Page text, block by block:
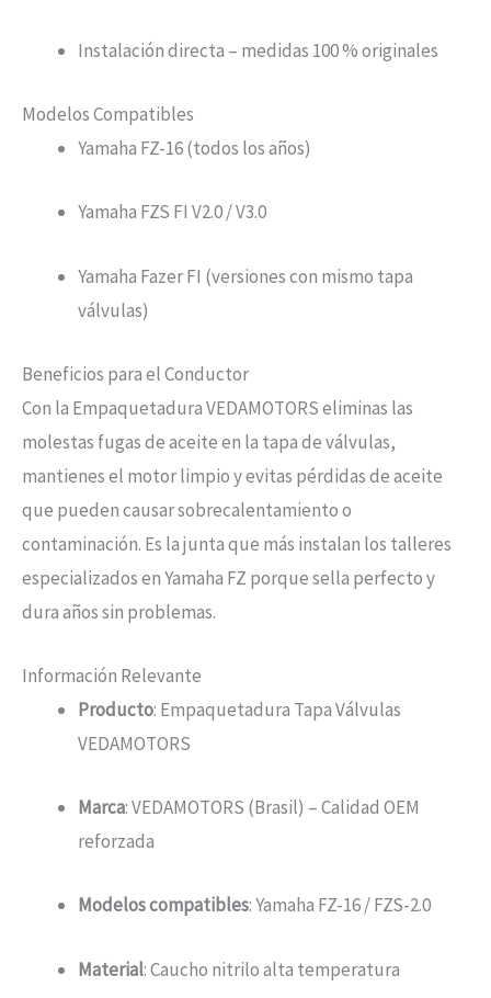
Instalación directa – medidas 100 % originales
Modelos Compatibles
Yamaha FZ-16 (todos los años)
Yamaha FZS FI V2.0 / V3.0
Yamaha Fazer FI (versiones con mismo tapa
válvulas)
Beneficios para el Conductor
Con la Empaquetadura VEDAMOTORS eliminas las
molestas fugas de aceite en la tapa de válvulas,
mantienes el motor limpio y evitas pérdidas de aceite
que pueden causar sobrecalentamiento o
contaminación. Es la junta que más instalan los talleres
especializados en Yamaha FZ porque sella perfecto y
dura años sin problemas.
Información Relevante
Producto: Empaquetadura Tapa Válvulas
VEDAMOTORS
Marca: VEDAMOTORS (Brasil) – Calidad OEM
reforzada
Modelos compatibles: Yamaha FZ-16 / FZS-2.0
Material: Caucho nitrilo alta temperatura